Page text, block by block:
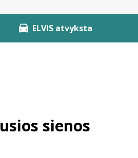
ELVIS atvyksta
sienos